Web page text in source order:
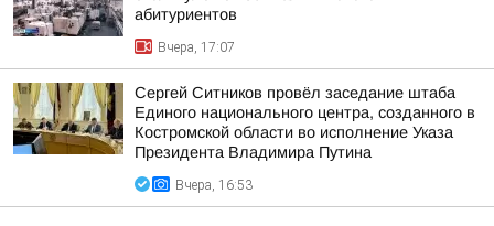
абитуриентов
Вчера, 17:07
Сергей Ситников провёл заседание штаба
Единого национального центра, созданного в
Костромской области во исполнение Указа
Президента Владимира Путина
Вчера, 16:53